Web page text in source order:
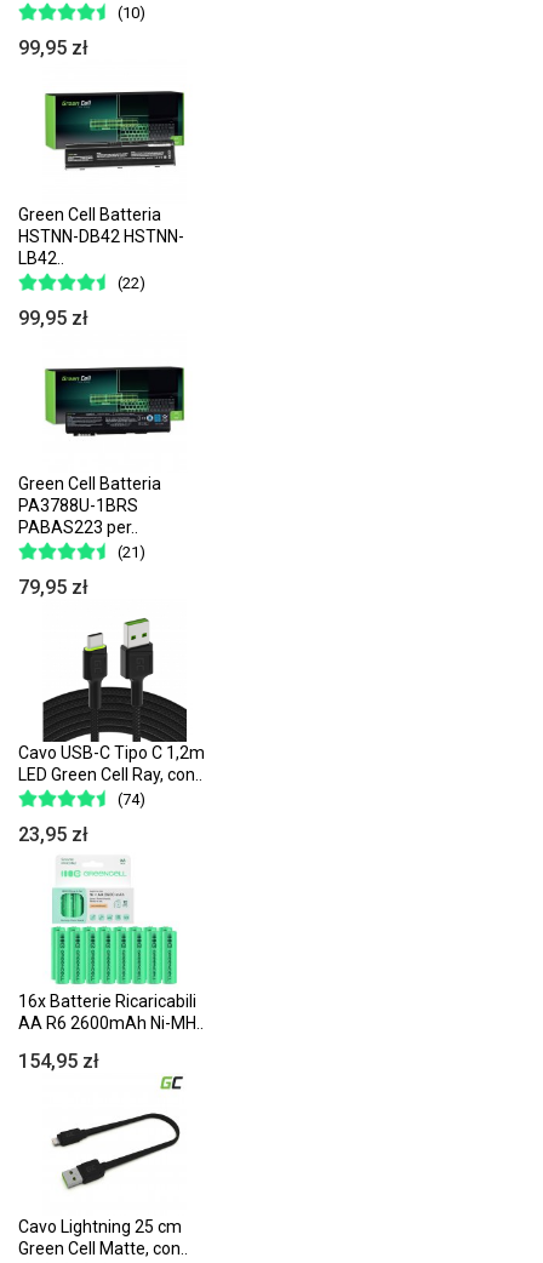
(10)
99,95 zł
Green Cell Batteria
HSTNN-DB42 HSTNN-
LB42..
(22)
99,95 zł
Green Cell Batteria
PA3788U-1BRS
PABAS223 per..
(21)
79,95 zł
Cavo USB-C Tipo C 1,2m
LED Green Cell Ray, con..
(74)
23,95 zł
16x Batterie Ricaricabili
AA R6 2600mAh Ni-MH..
154,95 zł
Cavo Lightning 25 cm
Green Cell Matte, con..